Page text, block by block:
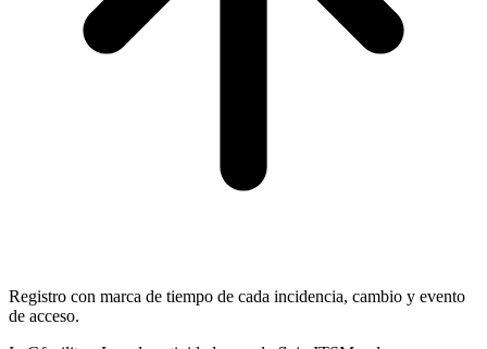
Registro con marca de tiempo de cada incidencia, cambio y evento
de acceso.